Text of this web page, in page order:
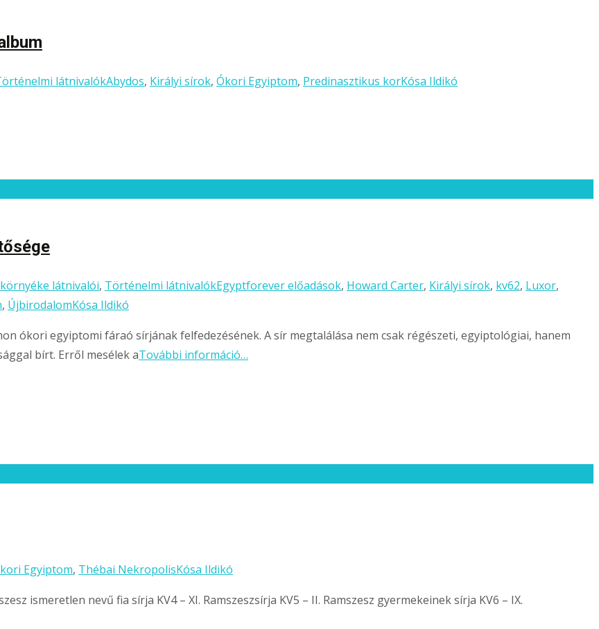
látnivalókAbydos, Királyi sírok, Ókori Egyiptom, Predinasztikus korKósa Ildikó
látnivalói, Történelmi látnivalókEgyptforever előadások, Howard Carter, Királyi sírok, kv62, Luxor,
, ÚjbirodalomKósa Ildikó
ókori egyiptomi fáraó sírjának felfedezésének. A sír megtalálása nem csak régészeti, egyiptológiai, hanem
bírt. Erről mesélek aTovábbi információ…
Egyiptom, Thébai NekropolisKósa Ildikó
ismeretlen nevű fia sírja KV4 – XI. Ramszeszsírja KV5 – II. Ramszesz gyermekeinek sírja KV6 – IX.